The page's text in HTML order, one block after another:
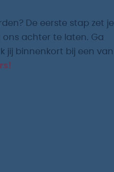
De eerste stap zet je
achter te laten. Ga
jij binnenkort bij een van